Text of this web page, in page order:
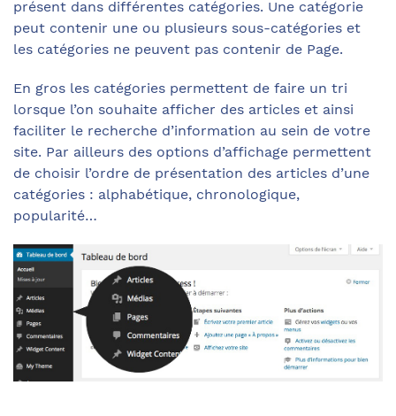
présent dans différentes catégories. Une catégorie
peut contenir une ou plusieurs sous-catégories et
les catégories ne peuvent pas contenir de Page.
En gros les catégories permettent de faire un tri
lorsque l’on souhaite afficher des articles et ainsi
faciliter le recherche d’information au sein de votre
site. Par ailleurs des options d’affichage permettent
de choisir l’ordre de présentation des articles d’une
catégories : alphabétique, chronologique,
popularité…